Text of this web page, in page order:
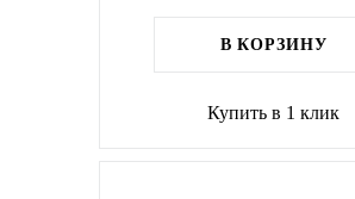
В КОРЗИНУ
Купить в 1 клик